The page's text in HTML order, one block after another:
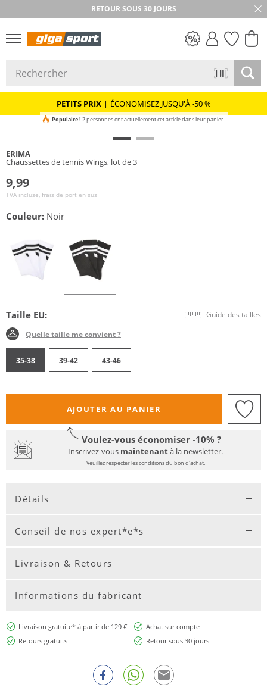
RETOUR SOUS 30 JOURS
PETITS PRIX | ÉCONOMISEZ JUSQU'À -50 %
Populaire ! 2 personnes ont actuellement cet article dans leur panier
ERIMA
Chaussettes de tennis Wings, lot de 3
9,99
TVA incluse, frais de port en sus
Couleur: Noir
Taille EU: Guide des tailles
Quelle taille me convient ?
35-38 39-42 43-46
AJOUTER AU PANIER
Voulez-vous économiser -10% ?
Inscrivez-vous maintenantà la newsletter.
Veuillez respecter les conditions du bon d'achat.
Détails
Conseil de nos expert*e*s
Livraison & Retours
Informations du fabricant
Livraison gratuite* à partir de 129 €
Achat sur compte
Retours gratuits
Retour sous 30 jours